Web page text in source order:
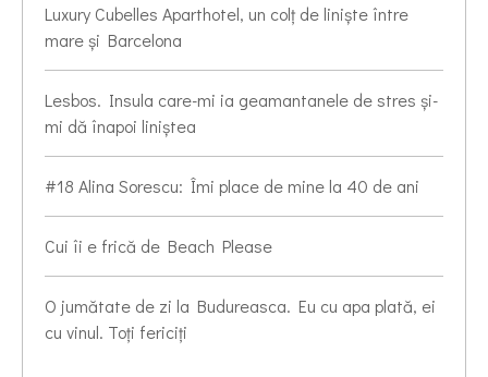
Luxury Cubelles Aparthotel, un colț de liniște între
mare și Barcelona
Lesbos. Insula care-mi ia geamantanele de stres și-
mi dă înapoi liniștea
#18 Alina Sorescu: Îmi place de mine la 40 de ani
Cui îi e frică de Beach Please
O jumătate de zi la Budureasca. Eu cu apa plată, ei
cu vinul. Toți fericiți